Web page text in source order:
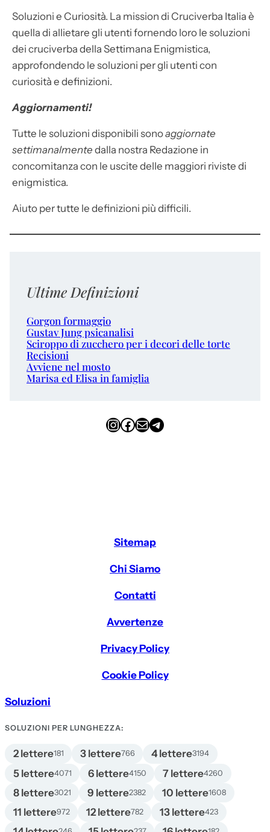
Soluzioni e Curiosità. La mission di Cruciverba Italia è
quella di allietare gli utenti fornendo loro le soluzioni
dei cruciverba della Settimana Enigmistica,
approfondendo le soluzioni per gli utenti con
curiosità e definizioni.
Aggiornamenti!
Tutte le soluzioni disponibili sonoaggiornate
settimanalmente dalla nostra Redazione in
concomitanza con le uscite delle maggiori riviste di
enigmistica.
Aiuto per tutte le definizioni più difficili.
Ultime Definizioni
Gorgon formaggio
Gustav Jung psicanalisi
Sciroppo di zucchero per i decori delle torte
Recisioni
Avviene nel mosto
Marisa ed Elisa in famiglia
InstagramFacebook Email Telegram
Sitemap
Chi Siamo
Contatti
Avvertenze
Privacy Policy
Cookie Policy
Soluzioni
SOLUZIONI PER LUNGHEZZA:
2 lettere181 3 lettere766 4 lettere3194
5 lettere4071 6 lettere4150 7 lettere4260
8 lettere3021 9 lettere2382 10 lettere1608
11 lettere972 12 lettere782 13 lettere423